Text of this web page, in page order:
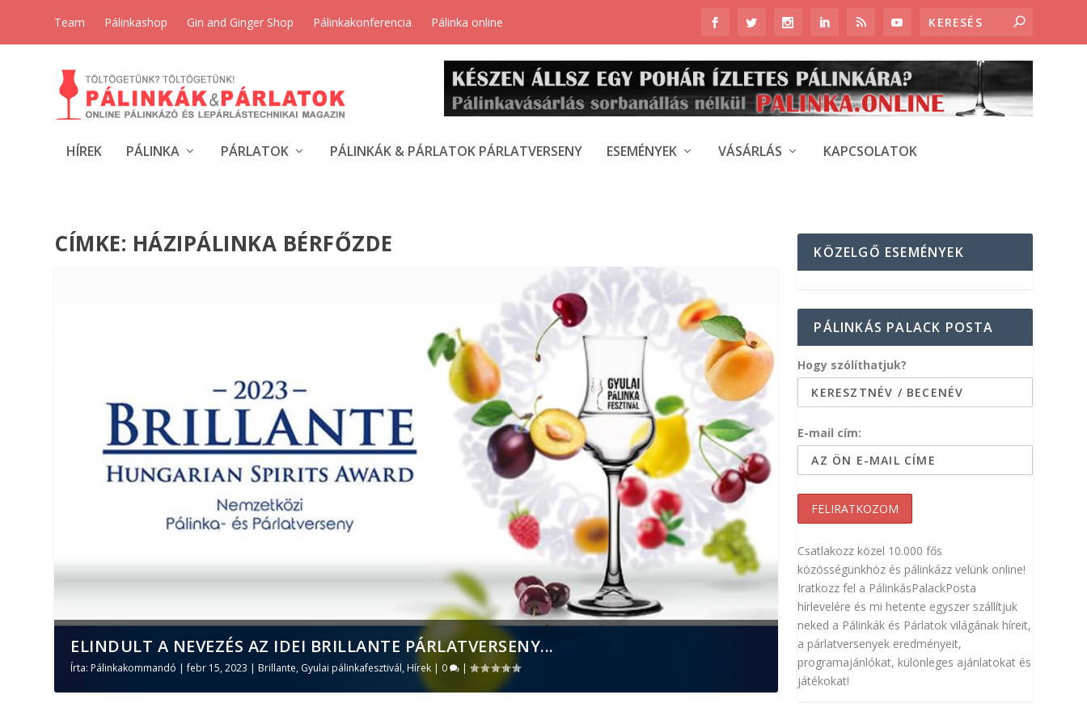
Team Pálinkashop Gin and Ginger Shop Pálinkakonferencia Pálinka online
HÍREK PÁLINKA PÁRLATOK PÁLINKÁK & PÁRLATOK PÁRLATVERSENY ESEMÉNYEK VÁSÁRLÁS KAPCSOLATOK
CÍMKE: HÁZIPÁLINKA BÉRFŐZDE
ELINDULT A NEVEZÉS AZ IDEI BRILLANTE PÁRLATVERSENY...
Írta: Pálinkakommandó |febr 15, 2023 | Brillante, Gyulai pálinkafesztivál, Hírek | 0 |
KÖZELGŐ ESEMÉNYEK
PÁLINKÁS PALACK POSTA
Hogy szólíthatjuk?
E-mail cím:
Csatlakozz közel 10.000 fős
közösségünkhöz és pálinkázz velünk online!
Iratkozz fel a PálinkásPalackPosta
hírlevelére és mi hetente egyszer szállítjuk
neked a Pálinkák és Párlatok világának híreit,
a párlatversenyek eredményeit,
programajánlókat, különleges ajánlatokat és
játékokat!